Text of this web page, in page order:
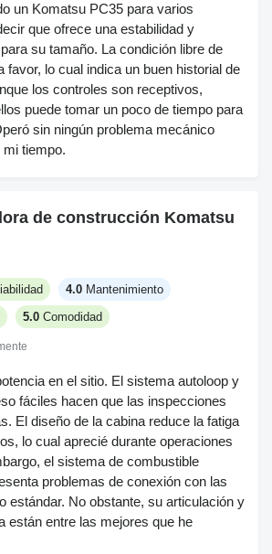
lujosa, simplemente funcional para
un Komatsu PC35 para varios
que ofrece una estabilidad y
su tamaño. La condición libre de
favor, lo cual indica un buen historial de
los controles son receptivos,
puede tomar un poco de tiempo para
sin ningún problema mecánico
mi tiempo.
de construcción Komatsu
4.0 Mantenimiento
5.0 Comodidad
en el sitio. El sistema autoloop y
fáciles hacen que las inspecciones
El diseño de la cabina reduce la fatiga
lo cual aprecié durante operaciones
el sistema de combustible
problemas de conexión con las
estándar. No obstante, su articulación y
están entre las mejores que he